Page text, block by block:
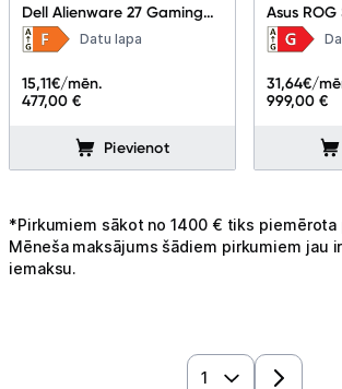
Dell Alienware 27 Gaming
Monitor - AW2723DF
Datu lapa
477,00 €
15,11€/mēn.
Pievienot
Asus ROG
999,00 €
31,64€/
*Pirkumiem sākot no 1400 € tiks piemērota
Mēneša maksājums šādiem pirkumiem jau
iemaksu.